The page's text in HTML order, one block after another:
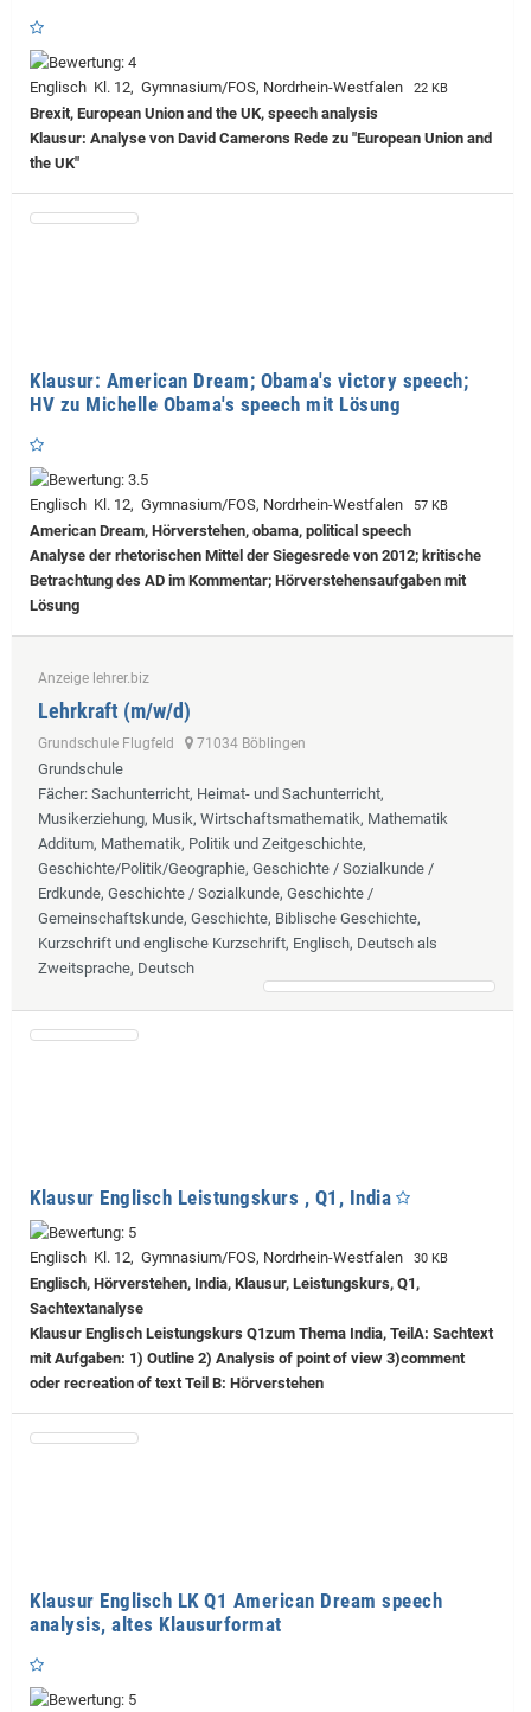
Englisch Kl. 12, Gymnasium/FOS, Nordrhein-Westfalen 22 KB
Brexit, European Union and the UK, speech analysis
Klausur: Analyse von David Camerons Rede zu "European Union and
the UK"
Klausur: American Dream; Obama's victory speech;
HV zu Michelle Obama's speech mit Lösung
Englisch Kl. 12, Gymnasium/FOS, Nordrhein-Westfalen 57 KB
American Dream, Hörverstehen, obama, political speech
Analyse der rhetorischen Mittel der Siegesrede von 2012; kritische
Betrachtung des AD im Kommentar; Hörverstehensaufgaben mit
Lösung
Anzeige lehrer.biz
Lehrkraft (m/w/d)
Grundschule Flugfeld 71034 Böblingen
Grundschule
Fächer: Sachunterricht, Heimat- und Sachunterricht,
Musikerziehung, Musik, Wirtschaftsmathematik, Mathematik
Additum, Mathematik, Politik und Zeitgeschichte,
Geschichte/Politik/Geographie, Geschichte / Sozialkunde /
Erdkunde, Geschichte / Sozialkunde, Geschichte /
Gemeinschaftskunde, Geschichte, Biblische Geschichte,
Kurzschrift und englische Kurzschrift, Englisch, Deutsch als
Zweitsprache, Deutsch
Klausur Englisch Leistungskurs , Q1, India
Englisch Kl. 12, Gymnasium/FOS, Nordrhein-Westfalen 30 KB
Englisch, Hörverstehen, India, Klausur, Leistungskurs, Q1,
Sachtextanalyse
Klausur Englisch Leistungskurs Q1zum Thema India, TeilA: Sachtext
mit Aufgaben: 1) Outline 2) Analysis of point of view 3)comment
oder recreation of text Teil B: Hörverstehen
Klausur Englisch LK Q1 American Dream speech
analysis, altes Klausurformat